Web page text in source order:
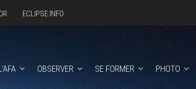
OBSERVER SE FORMER PHOTO
ECLIPSE INFO